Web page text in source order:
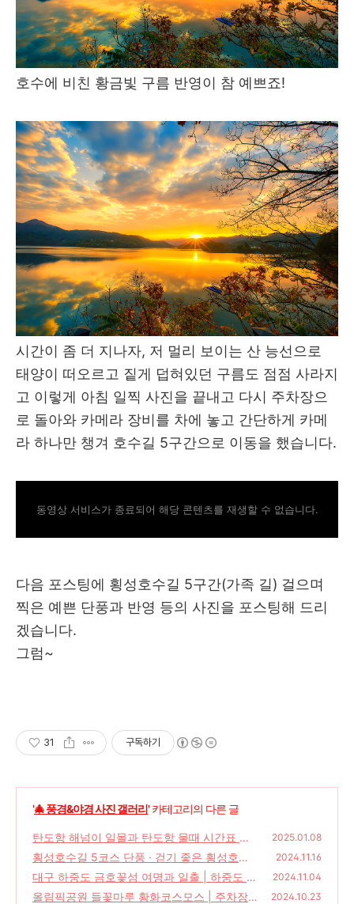
호수에 비친 황금빛 구름 반영이 참 예쁘죠!
시간이 좀 더 지나자, 저 멀리 보이는 산 능선으로
태양이 떠오르고 짙게 덥혀있던 구름도 점점 사라지
고 이렇게 아침 일찍 사진을 끝내고 다시 주차장으
로 돌아와 카메라 장비를 차에 놓고 간단하게 카메
라 하나만 챙겨 호수길 5구간으로 이동을 했습니다.
동영상 서비스가 종료되어 해당 콘텐츠를 재생할 수 없습니다.
다음 포스팅에 횡성호수길 5구간(가족 길) 걸으며
찍은 예쁜 단풍과 반영 등의 사진을 포스팅해 드리
겠습니다.
그럼~
31 구독하기
'🎄 풍경&야경 사진 갤러리' 카테고리의 다른 글
탄도항 해넘이 일몰과 탄도항 물때 시간표 및
바다날씨 정보
(20)
2025.01.08
횡성호수길 5코스 단풍 · 걷기 좋은 횡성호수
길 5구간 · 횡성 가볼만한곳 · 횡성호수길 현수
교 사업
(29)
2024.11.16
대구 하중도 금호꽃섬 여명과 일출 | 하중도 가
을 코스모스 · 하중도 주차 · 대구 가볼 만한 곳
2024.11.04
올림픽공원 들꽃마루 황화코스모스 | 주차장
2024.10.23